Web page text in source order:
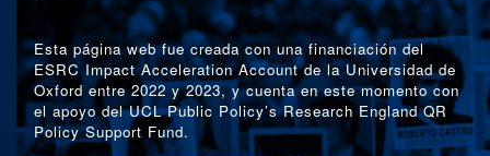
Esta página web fue creada con una financiación del
ESRC Impact Acceleration Account de la Universidad de
Oxford entre 2022 y 2023, y cuenta en este momento con
el apoyo del UCL Public Policy’s Research England QR
Policy Support Fund.